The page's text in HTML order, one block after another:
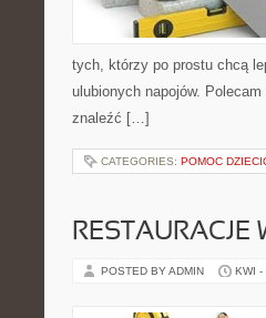
tych, którzy po prostu chcą
ulubionych napojów.
znaleźć […]
CATEGORIES: POMOC
RESTAURACJE
POSTED BY ADMIN KWI -